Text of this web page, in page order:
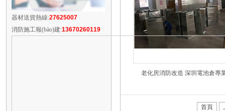
器材送貨熱線:27625007
消防施工報(bào)建:13670260119
老化房消防改造 深圳電池倉專
首頁